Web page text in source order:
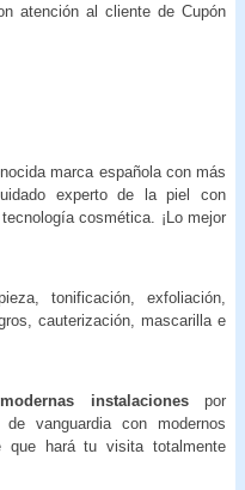
atención al cliente de Cupón
marca española con más
experto de la piel con
cosmética. ¡Lo mejor
tonificación, exfoliación,
cauterización, mascarilla e
instalacionespor
vanguardia con modernos
que hará tu visita totalmente